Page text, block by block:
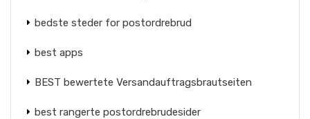
bedste steder for postordrebrud
best apps
BEST bewertete Versandauftragsbrautseiten
best rangerte postordrebrudesider